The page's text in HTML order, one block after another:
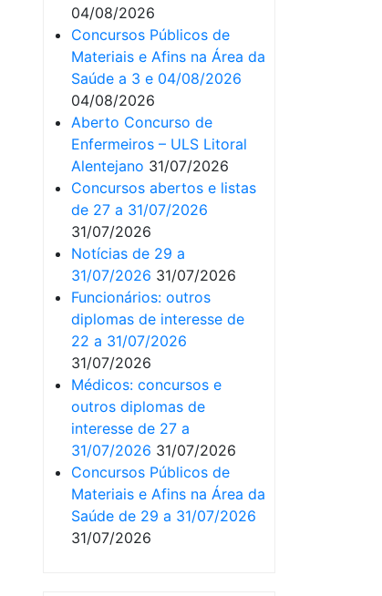
04/08/2026
Concursos Públicos de
Materiais e Afins na Área da
Saúde a 3 e 04/08/2026
04/08/2026
Aberto Concurso de
Enfermeiros – ULS Litoral
Alentejano 31/07/2026
Concursos abertos e listas
de 27 a 31/07/2026
31/07/2026
Notícias de 29 a
31/07/2026 31/07/2026
Funcionários: outros
diplomas de interesse de
22 a 31/07/2026
31/07/2026
Médicos: concursos e
outros diplomas de
interesse de 27 a
31/07/2026 31/07/2026
Concursos Públicos de
Materiais e Afins na Área da
Saúde de 29 a 31/07/2026
31/07/2026